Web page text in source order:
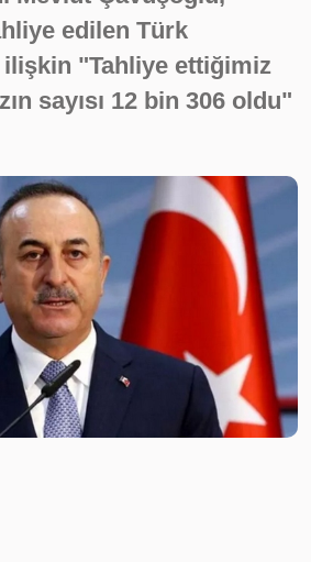
edilen Türk
ilişkin "Tahliye ettiğimiz
sayısı 12 bin 306 oldu"